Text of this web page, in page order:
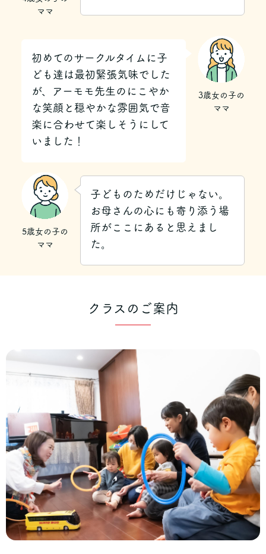
ママ
初めてのサークルタイムに子
ども達は最初緊張気味でした
が、アーモモ先生のにこやか
な笑顔と穏やかな雰囲気で音
楽に合わせて楽しそうにして
いました！
3歳女の子の
ママ
5歳女の子の
ママ
子どものためだけじゃない。
お母さんの心にも寄り添う場
所がここにあると思えまし
た。
クラスのご案内